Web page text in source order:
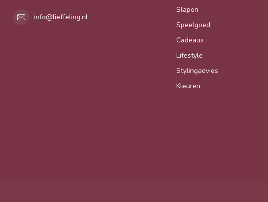
info@lieffeling.nl
Slapen
Speelgoed
Cadeaus
Lifestyle
Stylingadvies
Kleuren